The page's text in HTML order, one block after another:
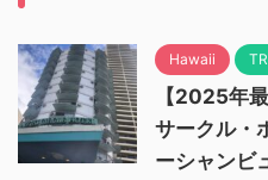
Hawaii
【2025年
サークル・
ーシャンビ